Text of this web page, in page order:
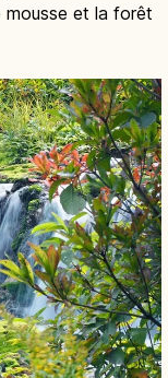
mousse et la forêt